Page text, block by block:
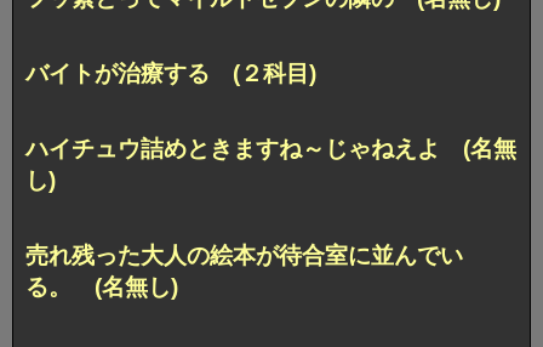
バイトが治療する (２科目)
ハイチュウ詰めときますね～じゃねえよ (名無
し)
売れ残った大人の絵本が待合室に並んでい
る。 (名無し)